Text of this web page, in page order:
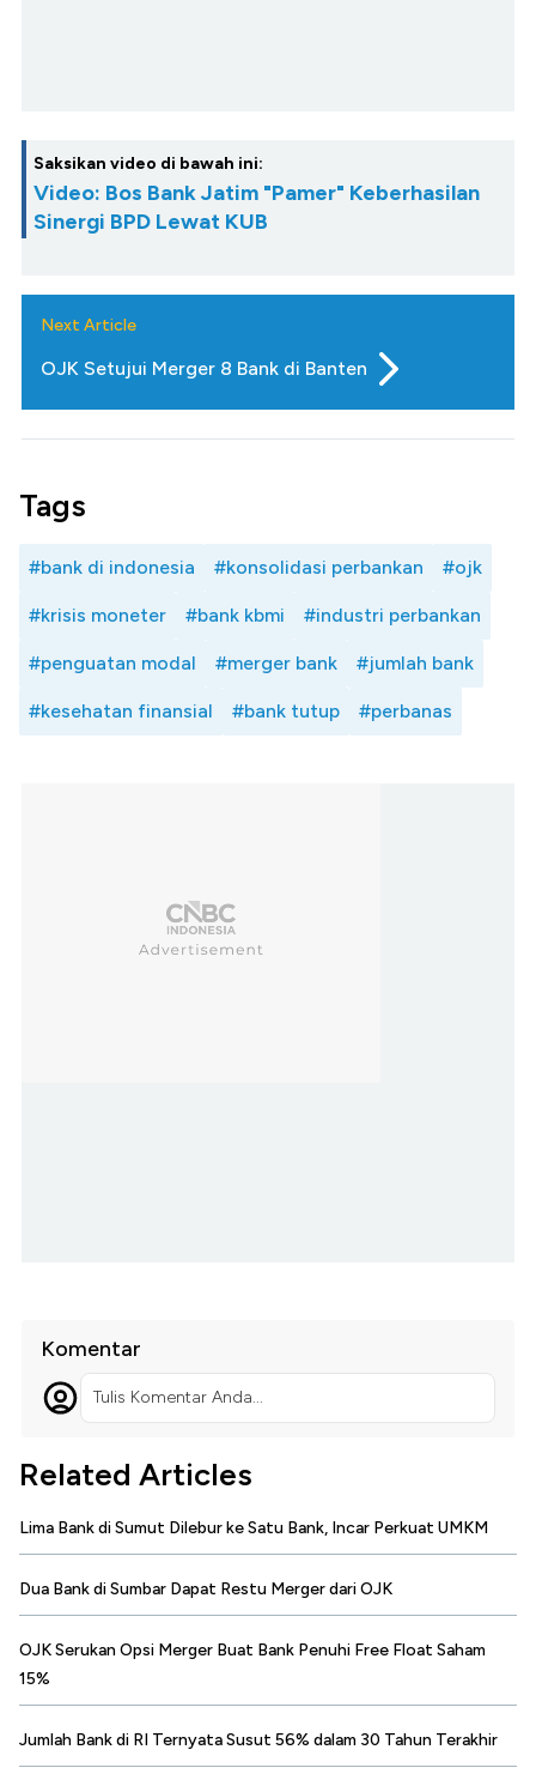
Saksikan video di bawah ini:
Video: Bos Bank Jatim "Pamer" Keberhasilan
Sinergi BPD Lewat KUB
Next Article
OJK Setujui Merger 8 Bank di Banten
Tags
#bank di indonesia #konsolidasi perbankan #ojk
#krisis moneter #bank kbmi #industri perbankan
#penguatan modal #merger bank #jumlah bank
#kesehatan finansial #bank tutup #perbanas
Komentar
Tulis Komentar Anda...
Related Articles
Lima Bank di Sumut Dilebur ke Satu Bank, Incar Perkuat UMKM
Dua Bank di Sumbar Dapat Restu Merger dari OJK
OJK Serukan Opsi Merger Buat Bank Penuhi Free Float Saham
15%
Jumlah Bank di RI Ternyata Susut 56% dalam 30 Tahun Terakhir